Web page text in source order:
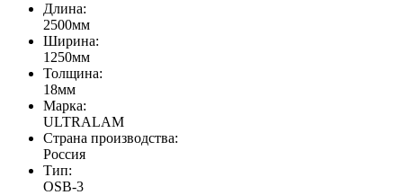
Длина:
2500мм
Ширина:
1250мм
Толщина:
18мм
Марка:
ULTRALAM
Страна производства:
Россия
Тип:
OSB-3